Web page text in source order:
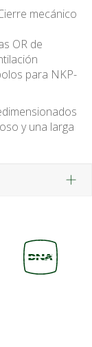
mecánico
OR de
para NKP-
y una larga